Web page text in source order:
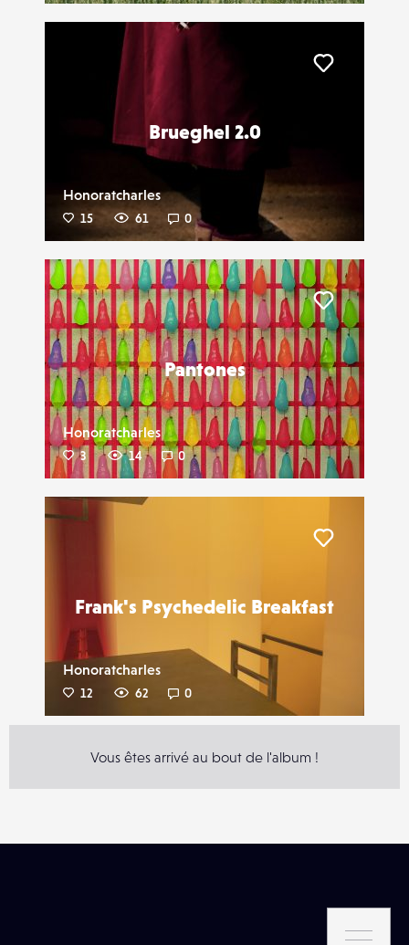
Brueghel 2.0
Honoratcharles
15 61 0
Pantones
Honoratcharles
3 14 0
Liker
Frank's Psychedelic Breakfast
Honoratcharles
12 62 0
Vous êtes arrivé au bout de l'album !